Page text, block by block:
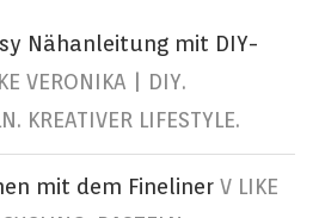
Nähanleitung mit DIY-
VERONIKA | DIY.
KREATIVER LIFESTYLE.
mit dem Fineliner V LIKE